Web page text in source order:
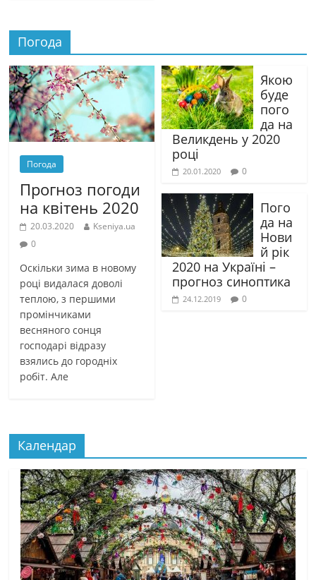
Погода
Погода
Прогноз погоди
на квітень 2020
20.03.2020
Kseniya.ua
0
Оскільки зима в новому
році видалася доволі
теплою, з першими
промінчиками
весняного сонця
господарі відразу
взялись до городніх
робіт. Але
Якою
буде
пого
да на
Великдень у 2020
році
20.01.2020 0
Пого
да на
Нови
й рік
2020 на Україні –
прогноз синоптика
24.12.2019 0
Календар